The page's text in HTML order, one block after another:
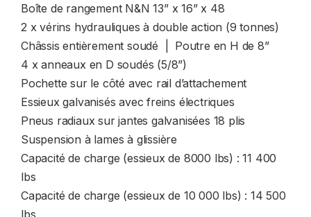
Boîte de rangement N&N 13” x 16” x 48
2 x vérins hydrauliques à double action (9 tonnes)
Châssis entièrement soudé | Poutre en H de 8”
4 x anneaux en D soudés (5/8”)
Pochette sur le côté avec rail d’attachement
Essieux galvanisés avec freins électriques
Pneus radiaux sur jantes galvanisées 18 plis
Suspension à lames à glissière
Capacité de charge (essieux de 8000 lbs) : 11 400
lbs
Capacité de charge (essieux de 10 000 lbs) : 14 500
lbs